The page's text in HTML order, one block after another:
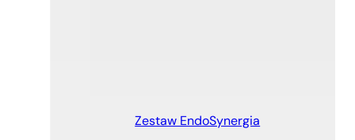
Zestaw EndoSynergia